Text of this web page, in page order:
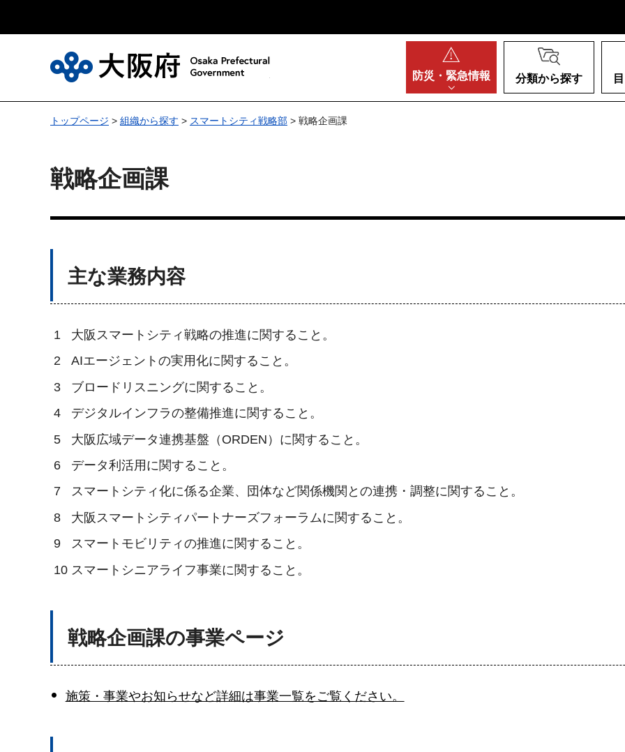
防災・ 緊急情報 分類から探す
トップページ > 組織から探す > スマートシティ戦略部 > 戦略企画課
戦略企画課
主な業務内容
1
大阪スマートシティ戦略の推進に関すること。
2
AIエージェントの実用化に関すること。
3
ブロードリスニングに関すること。
4
デジタルインフラの整備推進に関すること。
5
大阪広域データ連携基盤（ORDEN）に関すること。
6
データ利活用に関すること。
7
スマートシティ化に係る企業、団体など関係機関との連携・調整に関すること。
8
大阪スマートシティパートナーズフォーラムに関すること。
9
スマートモビリティの推進に関すること。
10 スマートシニアライフ事業に関すること。
戦略企画課の事業ページ
施策・事業やお知らせなど詳細は事業一覧をご覧ください。